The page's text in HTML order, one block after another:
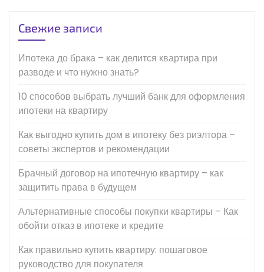
Свежие записи
Ипотека до брака – как делится квартира при
разводе и что нужно знать?
10 способов выбрать лучший банк для оформления
ипотеки на квартиру
Как выгодно купить дом в ипотеку без риэлтора –
советы экспертов и рекомендации
Брачный договор на ипотечную квартиру – как
защитить права в будущем
Альтернативные способы покупки квартиры – Как
обойти отказ в ипотеке и кредите
Как правильно купить квартиру: пошаговое
руководство для покупателя